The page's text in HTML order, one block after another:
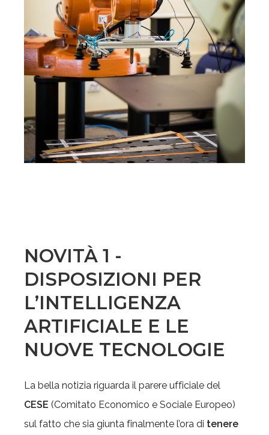
NOVITÀ 1 -
DISPOSIZIONI PER
L’INTELLIGENZA
ARTIFICIALE E LE
NUOVE TECNOLOGIE
La bella notizia riguarda il parere ufficiale del
CESE (Comitato Economico e Sociale Europeo)
sul fatto che sia giunta finalmente l’ora di tenere